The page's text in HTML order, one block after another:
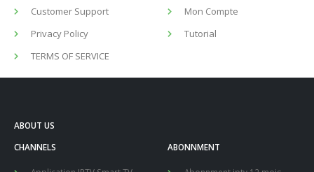
Customer Support
Privacy Policy
TERMS OF SERVICE
Mon Compte
Tutorial
ABOUT US
CHANNELS
ABONNMENT